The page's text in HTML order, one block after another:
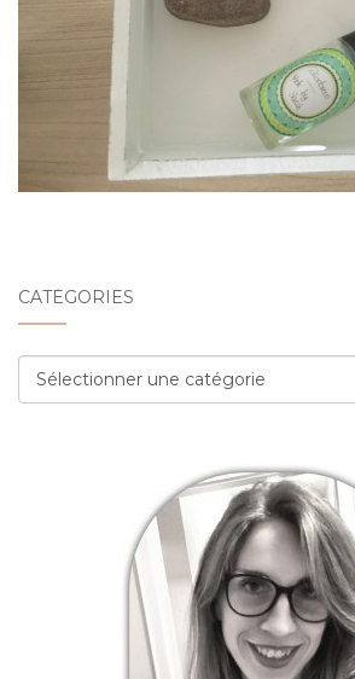
CATÉGORIES
Catégories